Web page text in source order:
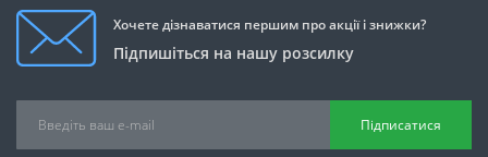
Хочете дізнаватися першим про акції і знижки?
Підпишіться на нашу розсилку
Підписатися